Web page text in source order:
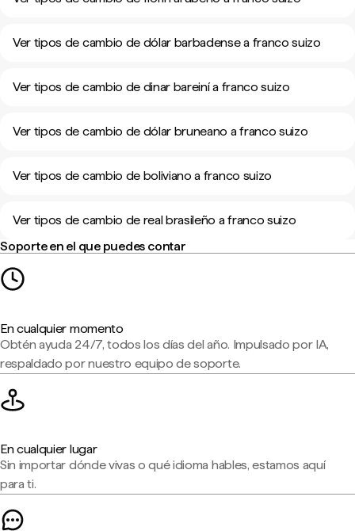
Ver tipos de cambio de dólar barbadense a franco suizo
Ver tipos de cambio de dinar bareiní a franco suizo
Ver tipos de cambio de dólar bruneano a franco suizo
Ver tipos de cambio de boliviano a franco suizo
Ver tipos de cambio de real brasileño a franco suizo
Soporte en el que puedes contar
En cualquier momento
Obtén ayuda 24/7, todos los días del año. Impulsado por IA,
respaldado por nuestro equipo de soporte.
En cualquier lugar
Sin importar dónde vivas o qué idioma hables, estamos aquí
para ti.